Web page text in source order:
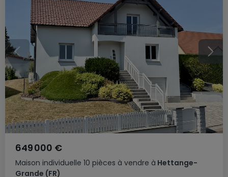
Maison individuelle 10 pièces à vendre à Hettange-
Grande (FR)
649 000 €